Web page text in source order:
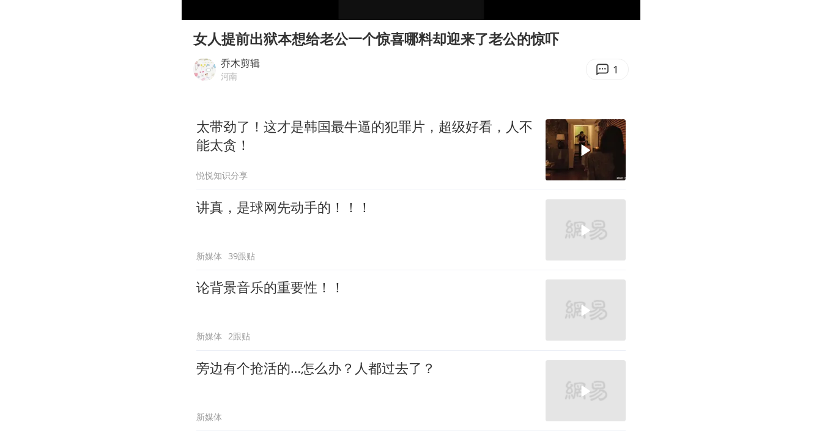
吉林一“温度计大楼”读数爆表
房主任回应争议
东方甄选被判赔偿江小白30万元
女人提前出狱本想给老公一个惊喜哪料却迎来了老公的惊吓
乔木剪辑
河南 1
太带劲了！这才是韩国最牛逼的犯罪片，超级好看，人不
能太贪！
悦悦知识分享
讲真，是球网先动手的！！！
新媒体 39跟贴
论背景音乐的重要性！！
新媒体 2跟贴
旁边有个抢活的…怎么办？人都过去了？
新媒体